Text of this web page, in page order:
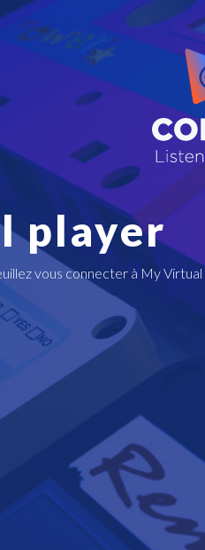
player
vous connecter à My Virtual